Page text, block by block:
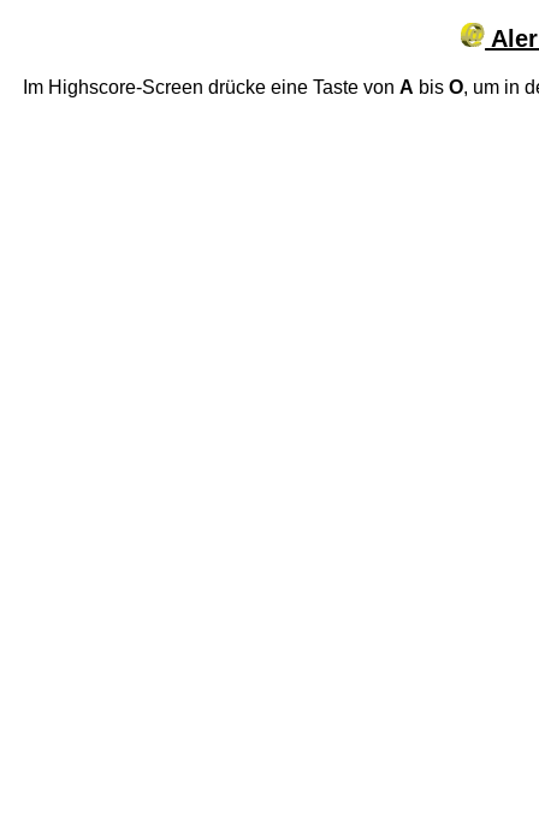
Im Highscore-Screen drücke eine Taste von A bis O, um in